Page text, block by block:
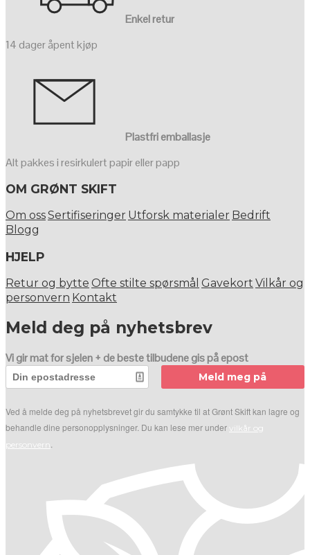
Enkel retur
14 dager åpent kjøp
Plastfri emballasje
Alt pakkes i resirkulert papir eller papp
OM GRØNT SKIFT
Om ossSertifiseringer Utforsk materialer Bedrift
Blogg
HJELP
Retur og bytte Ofte stilte spørsmål Gavekort Vilkår og
personvern Kontakt
Meld deg på nyhetsbrev
Vi gir mat for sjelen + de beste tilbudene gis på epost
Meld meg på
Ved å melde deg på nyhetsbrevet gir du samtykke til at Grønt Skift kan lagre og
behandle dine personopplysninger. Du kan lese mer under vilkår og
personvern.